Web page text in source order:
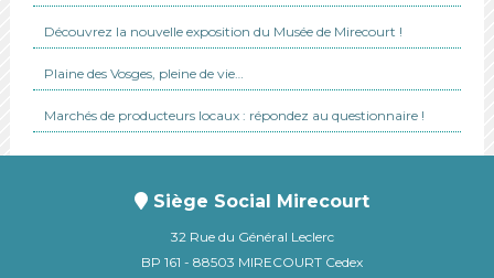
Découvrez la nouvelle exposition du Musée de Mirecourt !
Plaine des Vosges, pleine de vie…
Marchés de producteurs locaux : répondez au questionnaire !
Siège Social Mirecourt
32 Rue du Général Leclerc
BP 161 - 88503 MIRECOURT Cedex